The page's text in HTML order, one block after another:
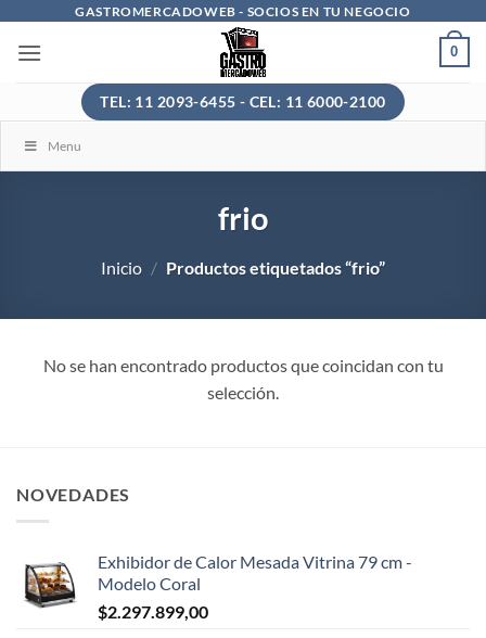
contenido
GASTROMERCADOWEB - SOCIOS EN TU NEGOCIO
0
TEL: 11 2093-6455 - CEL: 11 6000-2100
Menu
frio
Inicio / Productos etiquetados “frio”
No se han encontrado productos que coincidan con tu
selección.
NOVEDADES
Exhibidor de Calor Mesada Vitrina 79 cm -
Modelo Coral
$2.297.899,00